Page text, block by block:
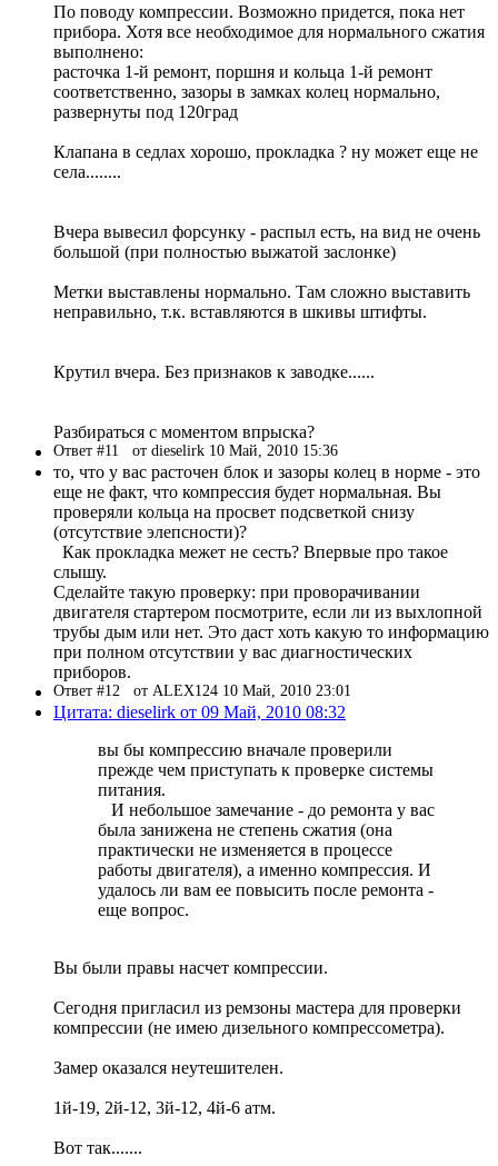
По поводу компрессии. Возможно придется, пока нет
прибора. Хотя все необходимое для нормального сжатия
выполнено:
расточка 1-й ремонт, поршня и кольца 1-й ремонт
соответственно, зазоры в замках колец нормально,
развернуты под 120град
Клапана в седлах хорошо, прокладка ? ну может еще не
села........
Вчера вывесил форсунку - распыл есть, на вид не очень
большой (при полностью выжатой заслонке)
Метки выставлены нормально. Там сложно выставить
неправильно, т.к. вставляются в шкивы штифты.
Крутил вчера. Без признаков к заводке......
Разбираться с моментом впрыска?
Ответ #11 от dieselirk 10 Май, 2010 15:36
то, что у вас расточен блок и зазоры колец в норме - это
еще не факт, что компрессия будет нормальная. Вы
проверяли кольца на просвет подсветкой снизу
(отсутствие элепсности)?
Как прокладка межет не сесть? Впервые про такое
слышу.
Сделайте такую проверку: при проворачивании
двигателя стартером посмотрите, если ли из выхлопной
трубы дым или нет. Это даст хоть какую то информацию
при полном отсутствии у вас диагностических
приборов.
Ответ #12 от ALEX124 10 Май, 2010 23:01
Цитата: dieselirk от 09 Май, 2010 08:32
вы бы компрессию вначале проверили
прежде чем приступать к проверке системы
питания.
И небольшое замечание - до ремонта у вас
была занижена не степень сжатия (она
практически не изменяется в процессе
работы двигателя), а именно компрессия. И
удалось ли вам ее повысить после ремонта -
еще вопрос.
Вы были правы насчет компрессии.
Сегодня пригласил из ремзоны мастера для проверки
компрессии (не имею дизельного компрессометра).
Замер оказался неутешителен.
1й-19, 2й-12, 3й-12, 4й-6 атм.
Вот так.......